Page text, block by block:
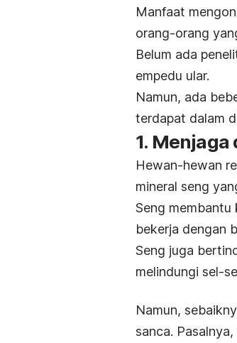
Manfaat
orang-orang
Belum ada
empedu ular.
Namun, ada
terdapat dalam
1.
Hewan-hewan
mineral seng
Seng membantu
bekerja dengan
Seng juga
melindungi sel-
Namun,
sanca.